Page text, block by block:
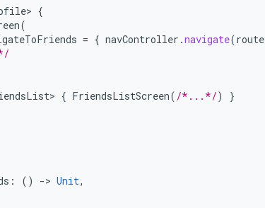
{
(
= { navController .navigate(route
{ FriendsListScreen( /*...*/)
}
: () -> Unit,